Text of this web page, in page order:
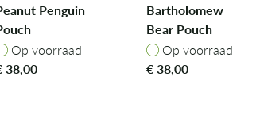
Penguin
Op voorraad
Op voorraad
38,00
Bartholomew
Bear Pouch
Op voorraad
Op voorraad
€38,00